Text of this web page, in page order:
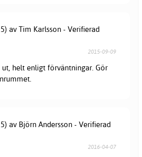
av Tim Karlsson - Verifierad
2015-09-09
ut, helt enligt förväntningar. Gör
av Björn Andersson - Verifierad
2016-04-07